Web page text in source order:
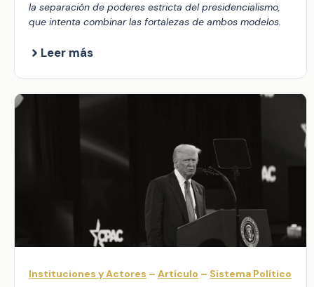
la separación de poderes estricta del presidencialismo,
que intenta combinar las fortalezas de ambos modelos.
Leer más
Instituciones y Actores – Artículo – Sistema Político